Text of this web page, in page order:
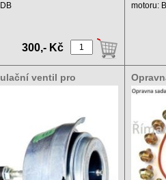
300,- Kč
motoru:
ventil pro